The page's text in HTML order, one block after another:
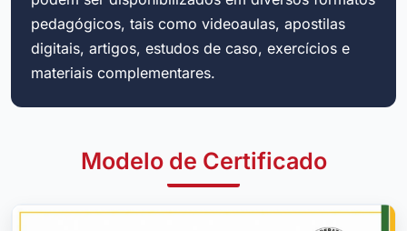
pedagógicos, tais como videoaulas, apostilas
digitais, artigos, estudos de caso, exercícios e
materiais complementares.
Modelo de Certificado